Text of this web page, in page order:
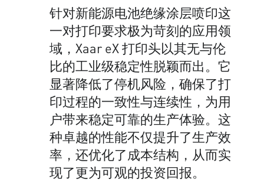
针对新能源电池绝缘涂层喷印这
一对打印要求极为苛刻的应用领
域，Xaar eX 打印头以其无与伦
比的工业级稳定性脱颖而出。它
显著降低了停机风险，确保了打
印过程的一致性与连续性，为用
户带来稳定可靠的生产体验。这
种卓越的性能不仅提升了生产效
率，还优化了成本结构，从而实
现了更为可观的投资回报。